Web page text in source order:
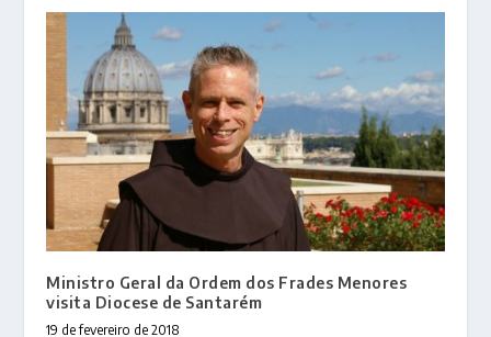
Ministro Geral da Ordem dos Frades Menores
visita Diocese de Santarém
19 de fevereiro de 2018